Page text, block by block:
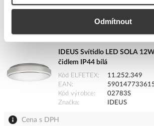
Odmítnout
3 ks
IDEUS Svítidlo LED SOLA
čidlem IP44 bílá
Kód ELFETEX
11.252.349
EAN
Kód výrobce
02783S
Značka
IDEUS
Cena s DPH